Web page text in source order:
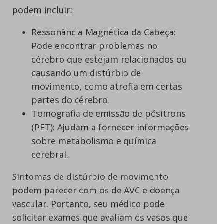
podem incluir:
Ressonância Magnética da Cabeça:
Pode encontrar problemas no
cérebro que estejam relacionados ou
causando um distúrbio de
movimento, como atrofia em certas
partes do cérebro.
Tomografia de emissão de pósitrons
(PET): Ajudam a fornecer informações
sobre metabolismo e química
cerebral.
Sintomas de distúrbio de movimento
podem parecer com os de AVC e doença
vascular. Portanto, seu médico pode
solicitar exames que avaliam os vasos que